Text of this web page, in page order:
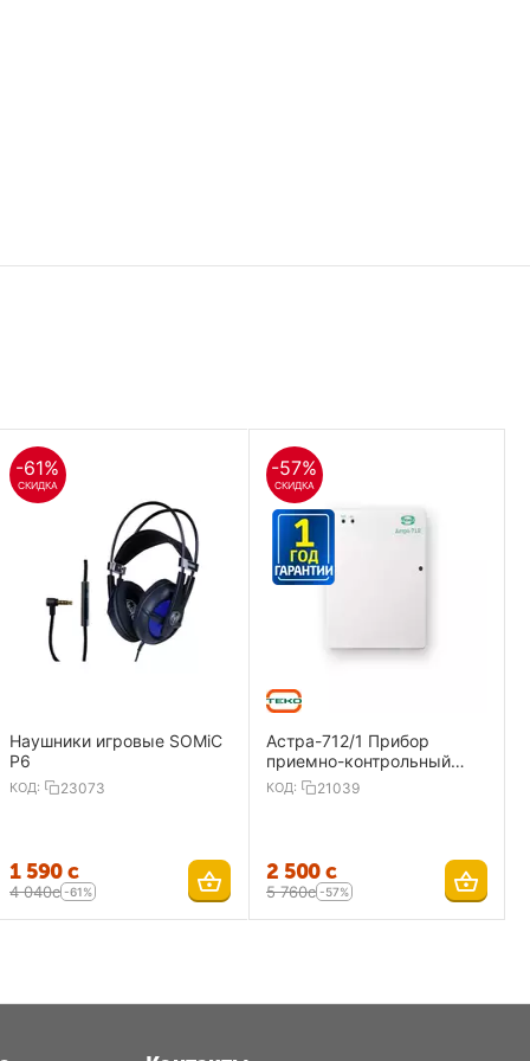
-61%
СКИДКА
Наушники игровые SOMiC
P6
КОД: 23073
1 590с
4 040с -61%
-57%
СКИДКА
Астра-712/1 Прибор
приемно-контрольный
охранно-пожарный 1
ШС,ИП
КОД: 21039
2 500с
5 760с -57%